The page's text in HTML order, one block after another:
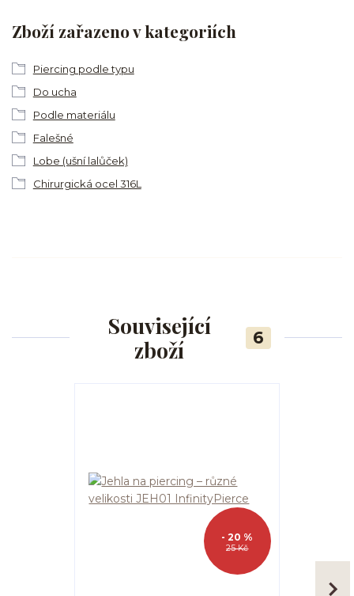
Zboží zařazeno v kategoriích
Piercing podle typu
Do ucha
Podle materiálu
Falešné
Lobe (ušní lalůček)
Chirurgická ocel 316L
Související
zboží
6
25 Kč
- 20 %